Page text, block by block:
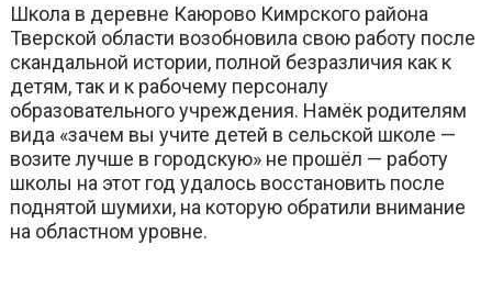
Школа в деревне Каюрово Кимрского района
Тверской области возобновила свою работу после
скандальной истории, полной безразличия как к
детям, так и к рабочему персоналу
образовательного учреждения. Намёк родителям
вида «зачем вы учите детей в сельской школе —
возите лучше в городскую» не прошёл — работу
школы на этот год удалось восстановить после
поднятой шумихи, на которую обратили внимание
на областном уровне.